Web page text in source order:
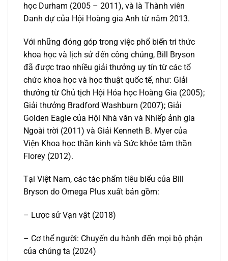
học Durham (2005 – 2011), và là Thành viên
Danh dự của Hội Hoàng gia Anh từ năm 2013.
Với những đóng góp trong việc phổ biến tri thức
khoa học và lịch sử đến công chúng, Bill Bryson
đã được trao nhiều giải thưởng uy tín từ các tổ
chức khoa học và học thuật quốc tế, như: Giải
thưởng từ Chủ tịch Hội Hóa học Hoàng Gia (2005);
Giải thưởng Bradford Washburn (2007); Giải
Golden Eagle của Hội Nhà văn và Nhiếp ảnh gia
Ngoài trời (2011) và Giải Kenneth B. Myer của
Viện Khoa học thần kinh và Sức khỏe tâm thần
Florey (2012).
Tại Việt Nam, các tác phẩm tiêu biểu của Bill
Bryson do Omega Plus xuất bản gồm:
– Lược sử Vạn vật (2018)
– Cơ thể người: Chuyến du hành đến mọi bộ phận
của chúng ta (2024)